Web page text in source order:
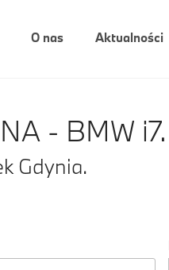
O nas Aktualności
- BMW i7.
Gdynia.